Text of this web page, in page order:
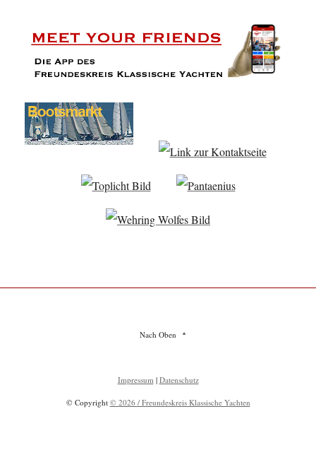
Nach Oben
Impressum | Datenschutz
© Copyright © 2026 / Freundeskreis Klassische Yachten